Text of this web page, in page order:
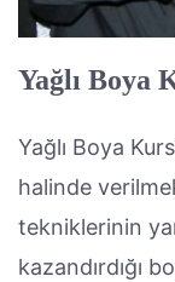
Yağlı Boya
Yağlı Boya
halinde
tekniklerinin
kazandırdığı